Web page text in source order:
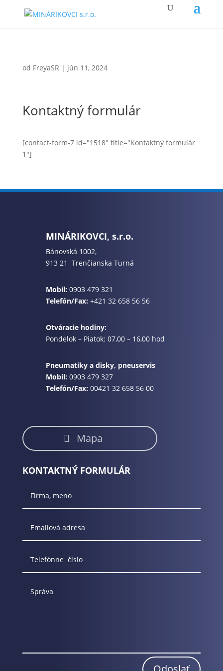
od FreyaSR | jún 11, 2024
Kontaktný formulár
[contact-form-7 id="1518" title="Kontaktný formulár
1"]
MINÁRIKOVCI, s.r.o.
Bánovská 1002,
913 21 Trenčianska Turná
Mobil: 0903 479 321
Telefón/Fax:+421 32 658 56 56
Otváracie hodiny:
Pondelok – Piatok: 07,00 – 16,00 hod
Pneumatiky a disky, pneuservis
Mobil: 0903 479 327
Telefón/Fax:00421 32 658 56 00
Mapa
KONTAKTNÝ FORMULÁR